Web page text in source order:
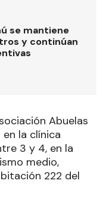
se mantiene
y continúan
Abuelas
la clínica
3 y 4, en la
medio,
222 del